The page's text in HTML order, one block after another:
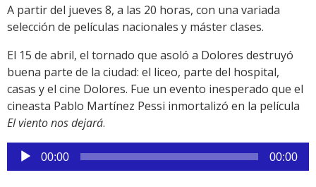
Link
A partir del jueves 8, a las 20 horas, con una variada
selección de películas nacionales y máster clases.
El 15 de abril, el tornado que asoló a Dolores destruyó
buena parte de la ciudad: el liceo, parte del hospital,
casas y el cine Dolores. Fue un evento inesperado que el
cineasta Pablo Martínez Pessi inmortalizó en la película
El viento nos dejará.
Reproductor
de
00:00 00:00